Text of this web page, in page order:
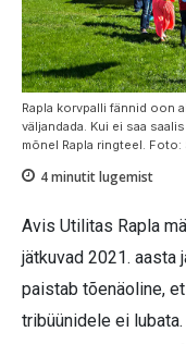
Rapla korvpalli fännid oon
väljandada. Kui ei saa
mõnel Rapla ringteel. Foto:
4minutit lugemist
Avis Utilitas Rapla
jätkuvad 2021. aasta
paistab tõenäoline,
tribüünidele ei